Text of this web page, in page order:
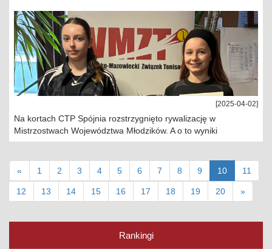
[2025-04-02]
Na kortach CTP Spójnia rozstrzygnięto rywalizację w
Mistrzostwach Województwa Młodzików. A o to wyniki
« 1 2 3 4 5 6 7 8 9 10(current)
11
12 13 14 15 16 17 18 19 20 »
Rankingi